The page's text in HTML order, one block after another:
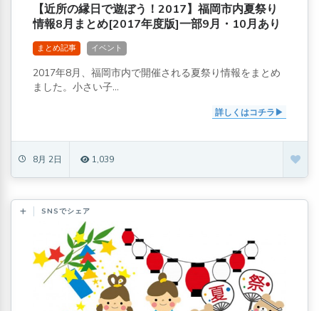
【近所の縁日で遊ぼう！2017】福岡市内夏祭り
情報8月まとめ[2017年度版]一部9月・10月あり
まとめ記事 イベント
2017年8月、福岡市内で開催される夏祭り情報をまとめ
ました。小さい子...
詳しくはコチラ
8月 2日 1,039
SNSでシェア